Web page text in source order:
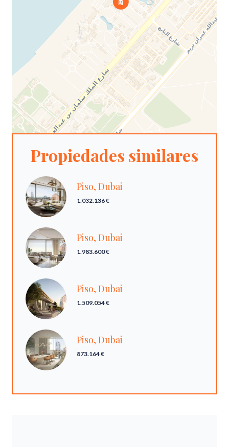
Propiedades similares
Piso, Dubai
1.032.136 €
Piso, Dubai
1.983.600 €
Piso, Dubai
1.509.054 €
Piso, Dubai
873.164 €